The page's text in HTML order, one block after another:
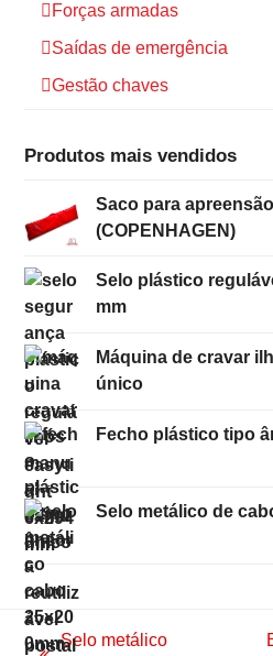
Forças armadas
Saídas de emergência
Gestão chaves
Produtos mais vendidos
Saco para
(COPENHAGEN)
Selo plástico
mm
Máquina de cravar
único
Fecho plástico tipo
Selo metálico de
Selo metálico